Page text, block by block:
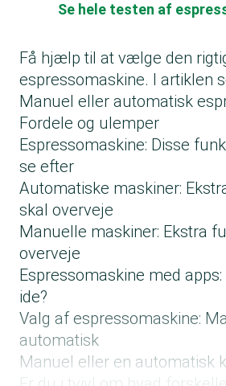
Se hele testen af
Få hjælp til at vælge den
espressomaskine. I artiklen
Manuel eller automatisk
Fordele og ulemper
Espressomaskine: Disse
se efter
Automatiske maskiner:
skal overveje
Manuelle maskiner: Ekstra
overveje
Espressomaskine med apps:
ide?
Valg af espressomaskine:
automatisk
Manuel eller en automatisk